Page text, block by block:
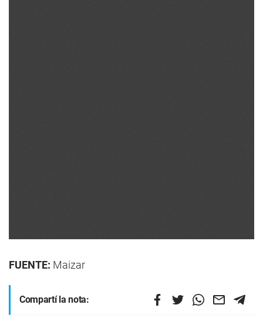
FUENTE: Maizar
Compartí la nota: